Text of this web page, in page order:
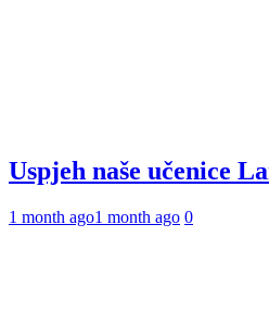
Uspjeh naše učenice
1 month ago1 month ago 0